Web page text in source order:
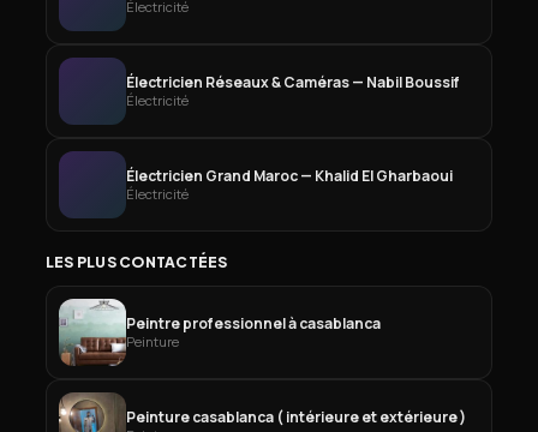
Électricité
Électricien Réseaux & Caméras — Nabil Boussif
Électricité
Électricien Grand Maroc — Khalid El Gharbaoui
Électricité
LES PLUS CONTACTÉES
Peintre professionnel à casablanca
Peinture
Peinture casablanca ( intérieure et extérieure )